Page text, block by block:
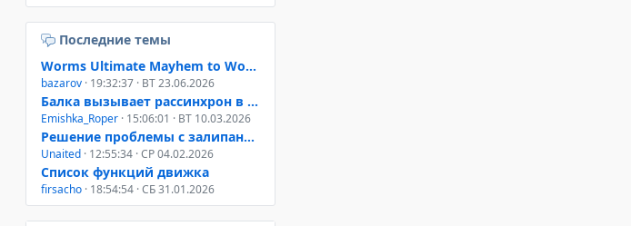
Последние темы
Worms Ultimate Mayhem to Worms 4 Mayhem
bazarov · 19:32:37 · ВТ 23.06.2026
Балка вызывает рассинхрон в онлайне W3D, W4M, WUM
Emishka_Roper · 15:06:01 · ВТ 10.03.2026
Решение проблемы с залипанием клавиш при свернутом окне
Unaited · 12:55:34 · СР 04.02.2026
Список функций движка
firsacho · 18:54:54 · СБ 31.01.2026